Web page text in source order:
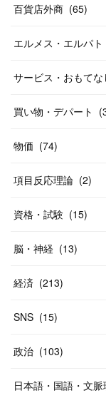
(24)
(20)
(14
(38)
(20
(31
58)
(46)
(20
百貨店外商 (65)
エルメス・エルパ
サービス・おもてな
買い物・デパート (
物価 (74)
項目反応理論 (2)
資格・試験 (15)
脳・神経 (13)
経済 (213)
SNS (15)
政治 (103)
日本語・国語・文